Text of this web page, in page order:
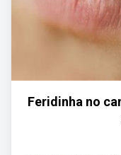
Feridinha no